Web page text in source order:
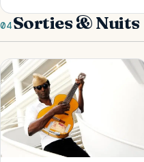
04Sorties & Nuits